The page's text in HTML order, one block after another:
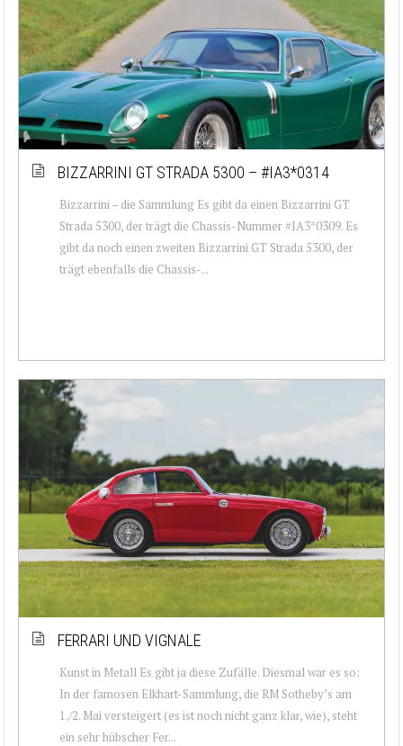
BIZZARRINI GT STRADA 5300 – #IA3*0314
Bizzarrini – die Sammlung Es gibt da einen Bizzarrini GT
Strada 5300, der trägt die Chassis-Nummer #IA3*0309. Es
gibt da noch einen zweiten Bizzarrini GT Strada 5300, der
trägt ebenfalls die Chassis-...
FERRARI UND VIGNALE
Kunst in Metall Es gibt ja diese Zufälle. Diesmal war es so:
In der famosen Elkhart-Sammlung, die RM Sotheby’s am
1./2. Mai versteigert (es ist noch nicht ganz klar, wie), steht
ein sehr hübscher Fer...